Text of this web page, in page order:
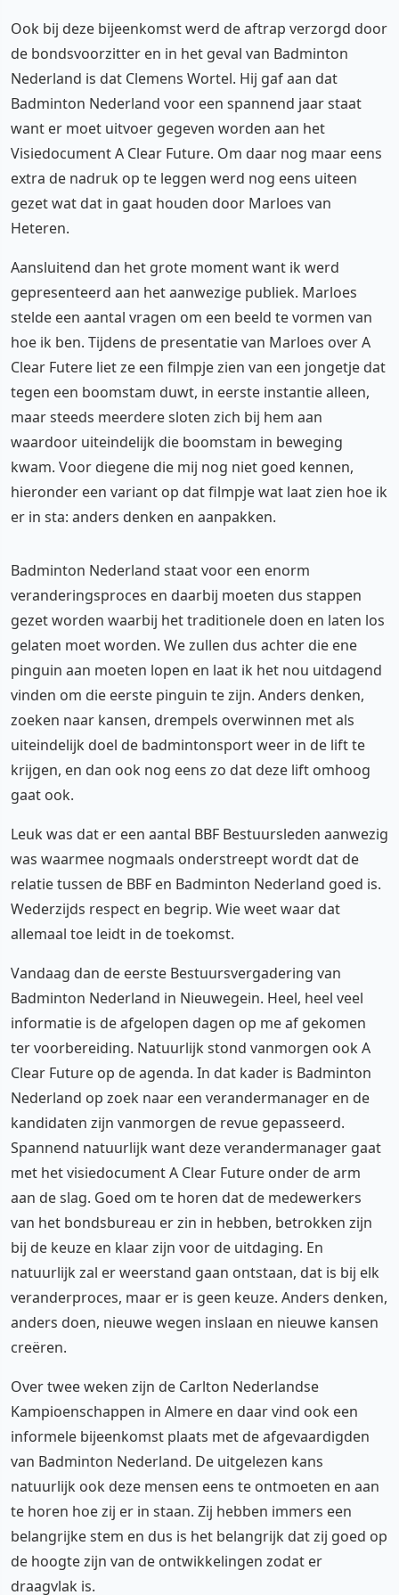
Ook bij deze bijeenkomst werd de aftrap verzorgd door
de bondsvoorzitter en in het geval van Badminton
Nederland is dat Clemens Wortel. Hij gaf aan dat
Badminton Nederland voor een spannend jaar staat
want er moet uitvoer gegeven worden aan het
Visiedocument A Clear Future. Om daar nog maar eens
extra de nadruk op te leggen werd nog eens uiteen
gezet wat dat in gaat houden door Marloes van
Heteren.
Aansluitend dan het grote moment want ik werd
gepresenteerd aan het aanwezige publiek. Marloes
stelde een aantal vragen om een beeld te vormen van
hoe ik ben. Tijdens de presentatie van Marloes over A
Clear Futere liet ze een filmpje zien van een jongetje dat
tegen een boomstam duwt, in eerste instantie alleen,
maar steeds meerdere sloten zich bij hem aan
waardoor uiteindelijk die boomstam in beweging
kwam. Voor diegene die mij nog niet goed kennen,
hieronder een variant op dat filmpje wat laat zien hoe ik
er in sta: anders denken en aanpakken.
YouTube video
Badminton Nederland staat voor een enorm
veranderingsproces en daarbij moeten dus stappen
gezet worden waarbij het traditionele doen en laten los
gelaten moet worden. We zullen dus achter die ene
pinguin aan moeten lopen en laat ik het nou uitdagend
vinden om die eerste pinguin te zijn. Anders denken,
zoeken naar kansen, drempels overwinnen met als
uiteindelijk doel de badmintonsport weer in de lift te
krijgen, en dan ook nog eens zo dat deze lift omhoog
gaat ook.
Leuk was dat er een aantal BBF Bestuursleden aanwezig
was waarmee nogmaals onderstreept wordt dat de
relatie tussen de BBF en Badminton Nederland goed is.
Wederzijds respect en begrip. Wie weet waar dat
allemaal toe leidt in de toekomst.
Vandaag dan de eerste Bestuursvergadering van
Badminton Nederland in Nieuwegein. Heel, heel veel
informatie is de afgelopen dagen op me af gekomen
ter voorbereiding. Natuurlijk stond vanmorgen ook A
Clear Future op de agenda. In dat kader is Badminton
Nederland op zoek naar een verandermanager en de
kandidaten zijn vanmorgen de revue gepasseerd.
Spannend natuurlijk want deze verandermanager gaat
met het visiedocument A Clear Future onder de arm
aan de slag. Goed om te horen dat de medewerkers
van het bondsbureau er zin in hebben, betrokken zijn
bij de keuze en klaar zijn voor de uitdaging. En
natuurlijk zal er weerstand gaan ontstaan, dat is bij elk
veranderproces, maar er is geen keuze. Anders denken,
anders doen, nieuwe wegen inslaan en nieuwe kansen
creëren.
Over twee weken zijn de Carlton Nederlandse
Kampioenschappen in Almere en daar vind ook een
informele bijeenkomst plaats met de afgevaardigden
van Badminton Nederland. De uitgelezen kans
natuurlijk ook deze mensen eens te ontmoeten en aan
te horen hoe zij er in staan. Zij hebben immers een
belangrijke stem en dus is het belangrijk dat zij goed op
de hoogte zijn van de ontwikkelingen zodat er
draagvlak is.